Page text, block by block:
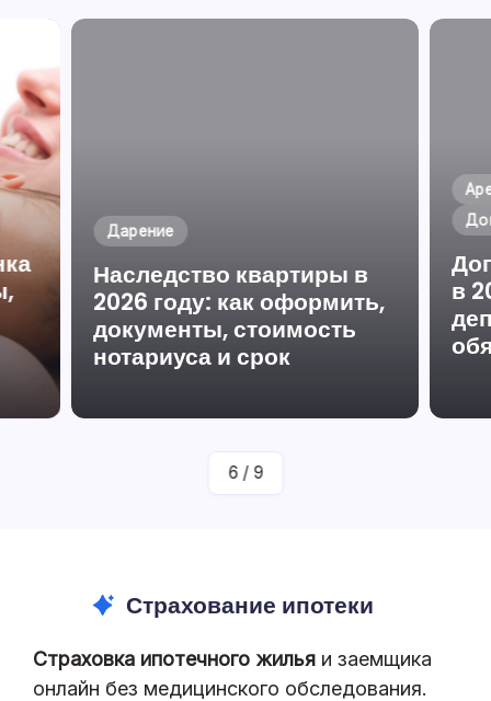
Дарение
Наследство квартиры в
2026 году: как оформить,
документы, стоимость
нотариуса и срок
в
6 / 9
Страхование ипотеки
Страховка ипотечного жилья и заемщика
онлайн без медицинского обследования.